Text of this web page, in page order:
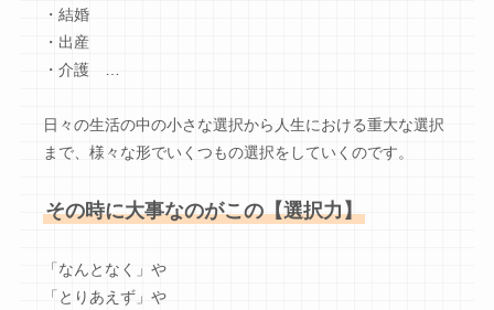
・結婚
・出産
・介護 …
日々の生活の中の小さな選択から人生における重大な選択
まで、 様々な形でいくつもの選択をしていくのです。
その時に大事なのがこの【選択力】
「なんとなく」や
「とりあえず」や